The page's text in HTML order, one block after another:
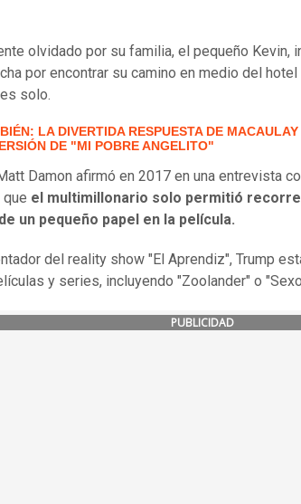
olvidado por su familia, el pequeño Kevin,
por encontrar su camino en medio del
solo.
LA DIVERTIDA RESPUESTA DE
DE "MI POBRE ANGELITO"
Damon afirmó en 2017 en una entrevista
el multimillonario solo permitió
un pequeño papel en la película.
del reality show "El Aprendiz", Trump
y series, incluyendo "Zoolander" o
PUBLICIDAD